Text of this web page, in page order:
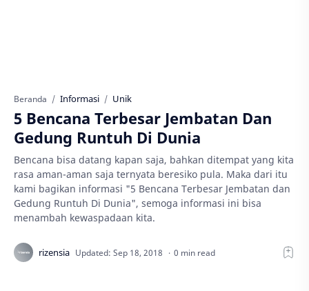
Beranda Informasi Unik
5 Bencana Terbesar Jembatan Dan
Gedung Runtuh Di Dunia
Bencana bisa datang kapan saja, bahkan ditempat yang kita
rasa aman-aman saja ternyata beresiko pula. Maka dari itu
kami bagikan informasi "5 Bencana Terbesar Jembatan dan
Gedung Runtuh Di Dunia", semoga informasi ini bisa
menambah kewaspadaan kita.
0 min read